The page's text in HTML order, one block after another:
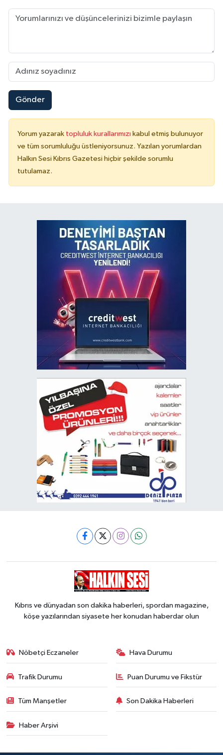
Gönder
Yorum yazarak topluluk kurallarımızı kabul etmiş bulunuyor
ve tüm sorumluluğu üstleniyorsunuz. Yazılan yorumlardan
Halkın Sesi Kıbrıs Gazetesi hiçbir şekilde sorumlu
tutulamaz.
Kıbrıs ve dünyadan son dakika haberleri, spordan magazine,
köşe yazılarından siyasete her konudan haberdar olun
Nöbetçi Eczaneler Hava Durumu
Trafik Durumu Puan Durumu ve Fikstür
Tüm Manşetler Son Dakika Haberleri
Haber Arşivi